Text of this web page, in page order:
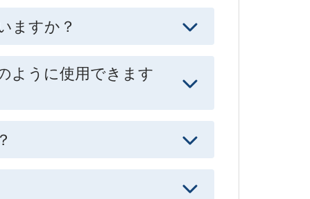
ますか？
ように使用できます